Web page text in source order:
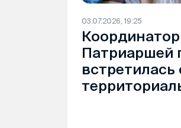
03.07.2026, 19:25
Патриаршей
встретилась